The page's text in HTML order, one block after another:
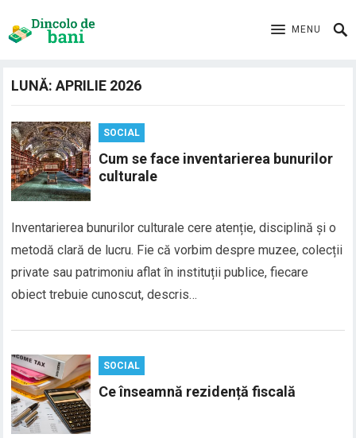
MENU
LUNĂ:APRILIE 2026
SOCIAL
Cum se face inventarierea bunurilor
culturale
Inventarierea bunurilor culturale cere atenție, disciplină și o
metodă clară de lucru. Fie că vorbim despre muzee, colecții
private sau patrimoniu aflat în instituții publice, fiecare
obiect trebuie cunoscut, descris…
SOCIAL
Ce înseamnă rezidență fiscală